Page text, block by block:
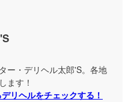
ー・デリヘル太郎'S。各地
ます！
リヘルをチェックする！